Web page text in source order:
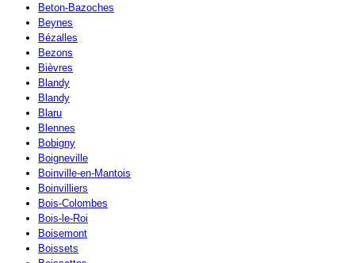
Beton-Bazoches
Beynes
Bézalles
Bezons
Bièvres
Blandy
Blandy
Blaru
Blennes
Bobigny
Boigneville
Boinville-en-Mantois
Boinvilliers
Bois-Colombes
Bois-le-Roi
Boisemont
Boissets